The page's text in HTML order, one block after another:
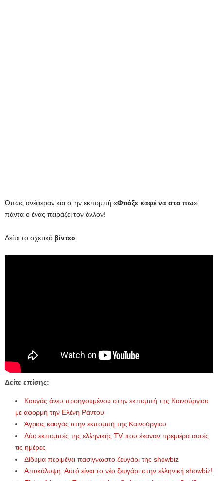
Όπως ανέφεραν και στην εκπομπή «Φτιάξε καφέ να στα πω»
πάντα ο ένας πειράζει τον άλλον!
Δείτε το σχετικό βίντεο:
Δείτε επίσης:
Καυγάς άνευ προηγουμένου στην εκπομπή της Καινούργιου
με αφορμή την Ελένη Ράντου
Άγριος καυγάς στην εκπομπή της Καινούργιου
Δύο εκπομπές της ελληνικής TV που έκαναν πρεμιέρα αυτές
τις ημέρες
Δίδυμα περιμένει πασίγνωστο ζευγάρι της showbiz
Αποκάλυψη: Αυτό είναι το νέο ζευγάρι στην ελληνική showbiz!